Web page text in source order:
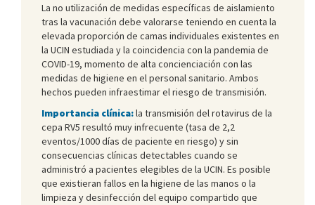
La no utilización de medidas específicas de aislamiento
tras la vacunación debe valorarse teniendo en cuenta la
elevada proporción de camas individuales existentes en
la UCIN estudiada y la coincidencia con la pandemia de
COVID-19, momento de alta concienciación con las
medidas de higiene en el personal sanitario. Ambos
hechos pueden infraestimar el riesgo de transmisión.
Importancia clínica:la transmisión del rotavirus de la
cepa RV5 resultó muy infrecuente (tasa de 2,2
eventos/1000 días de paciente en riesgo) y sin
consecuencias clínicas detectables cuando se
administró a pacientes elegibles de la UCIN. Es posible
que existieran fallos en la higiene de las manos o la
limpieza y desinfección del equipo compartido que